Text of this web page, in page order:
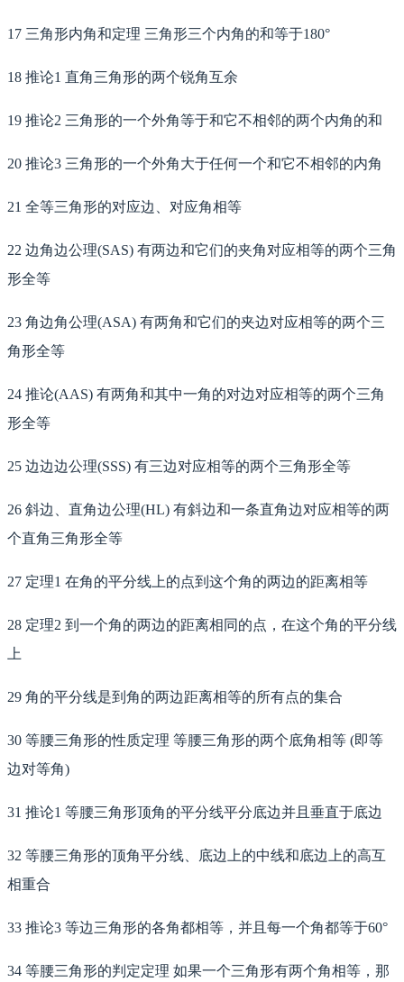
17 三角形内角和定理 三角形三个内角的和等于180°
18 推论1 直角三角形的两个锐角互余
19 推论2 三角形的一个外角等于和它不相邻的两个内角的和
20 推论3 三角形的一个外角大于任何一个和它不相邻的内角
21 全等三角形的对应边、对应角相等
22 边角边公理(SAS) 有两边和它们的夹角对应相等的两个三角
形全等
23 角边角公理(ASA) 有两角和它们的夹边对应相等的两个三
角形全等
24 推论(AAS) 有两角和其中一角的对边对应相等的两个三角
形全等
25 边边边公理(SSS) 有三边对应相等的两个三角形全等
26 斜边、直角边公理(HL) 有斜边和一条直角边对应相等的两
个直角三角形全等
27 定理1 在角的平分线上的点到这个角的两边的距离相等
28 定理2 到一个角的两边的距离相同的点，在这个角的平分线
上
29 角的平分线是到角的两边距离相等的所有点的集合
30 等腰三角形的性质定理 等腰三角形的两个底角相等 (即等
边对等角)
31 推论1 等腰三角形顶角的平分线平分底边并且垂直于底边
32 等腰三角形的顶角平分线、底边上的中线和底边上的高互
相重合
33 推论3 等边三角形的各角都相等，并且每一个角都等于60°
34 等腰三角形的判定定理 如果一个三角形有两个角相等，那